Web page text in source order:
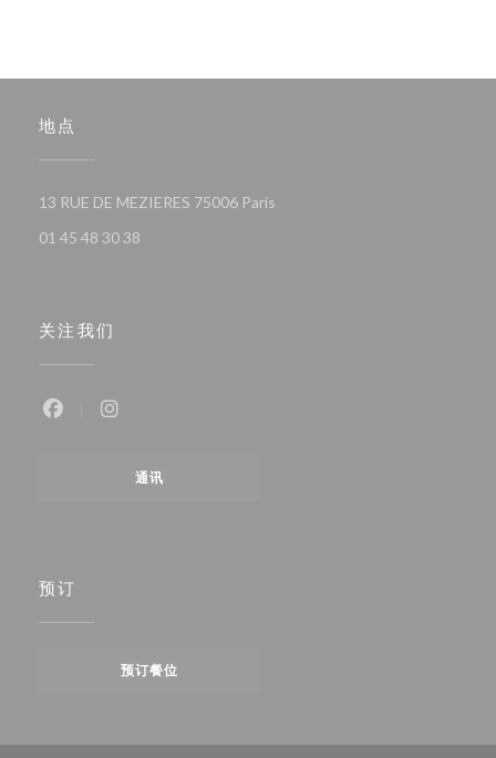
地点
13 RUE DE MEZIERES 75006 Paris
01 45 48 30 38
关注我们
通讯
预订
预订餐位